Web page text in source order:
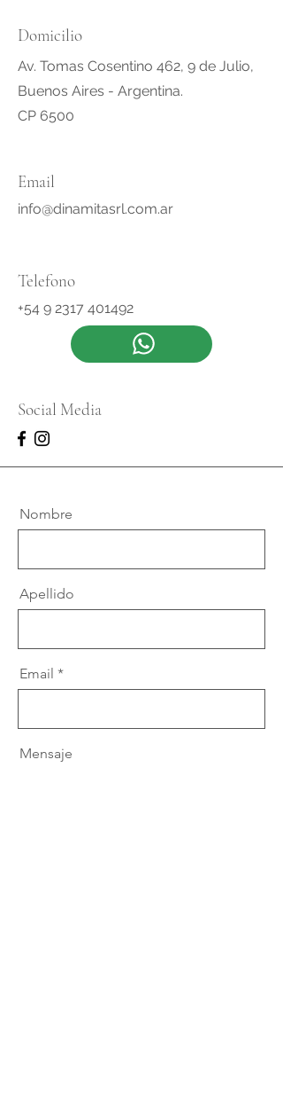
Domicilio
Av. Tomas Cosentino 462, 9 de Julio,
Buenos Aires - Argentina.
CP 6500
Email
info@dinamitasrl.com.ar
Telefono
+54 9 2317 401492
Social Media
Nombre
Apellido
Email
Mensaje